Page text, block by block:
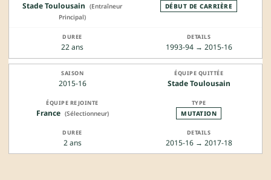
Stade Toulousain (Entraîneur
Principal)
DÉBUT DE CARRIÈRE
22 ans 1993-94 → 2015-16
2015-16 Stade Toulousain
France (Sélectionneur) MUTATION
2 ans 2015-16 → 2017-18